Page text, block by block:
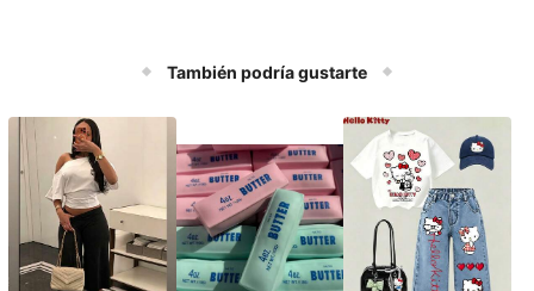
También podría gustarte